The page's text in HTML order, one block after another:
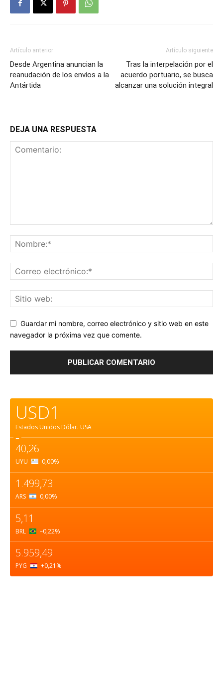
Artículo anterior
Desde Argentina anuncian la
reanudación de los envíos a la
Antártida
Artículo siguiente
Tras la interpelación por el
acuerdo portuario, se busca
alcanzar una solución integral
DEJA UNA RESPUESTA
Guardar mi nombre, correo electrónico y sitio web en este
navegador la próxima vez que comente.
USD1
Estados Unidos Dólar. USA
=
40,26
UYU 0,00%
1.499,73
ARS 0,00%
5,11
BRL –0,22%
5.959,49
PYG +0,21 %